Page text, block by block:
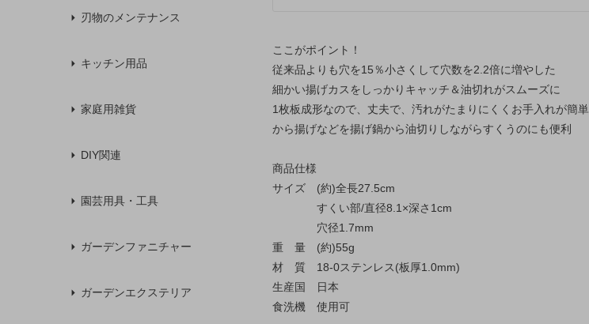
刃物のメンテナンス
キッチン用品
家庭用雑貨
DIY関連
園芸用具・工具
ガーデンファニチャー
ガーデンエクステリア
ここがポイント！
従来品よりも穴を15％小さくして穴数を2.2倍に増やした
細かい揚げカスをしっかりキャッチ＆油切れがスムーズに
1枚板成形なので、丈夫で、汚れがたまりにくくお手入れが簡単
から揚げなどを揚げ鍋から油切りしながらすくうのにも便利
商品仕様
サイズ (約)全長27.5cm
すくい部/直径8.1×深さ1cm
穴径1.7mm
重 量 (約)55g
材 質 18-0ステンレス(板厚1.0mm)
生産国 日本
食洗機 使用可